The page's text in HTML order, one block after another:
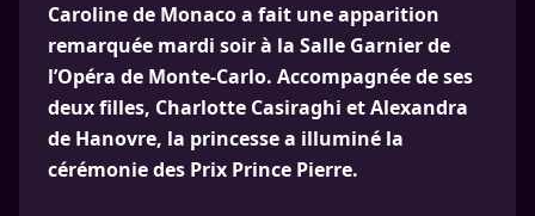
Caroline de Monaco a fait une apparition
remarquée mardi soir à la Salle Garnier de
l’Opéra de Monte-Carlo. Accompagnée de ses
deux filles, Charlotte Casiraghi et Alexandra
de Hanovre, la princesse a illuminé la
cérémonie des Prix Prince Pierre.